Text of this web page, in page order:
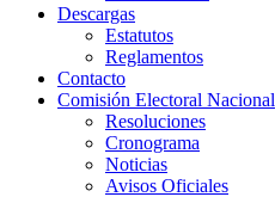
Descargas
Estatutos
Reglamentos
Contacto
Comisión Electoral Nacional
Resoluciones
Cronograma
Noticias
Avisos Oficiales